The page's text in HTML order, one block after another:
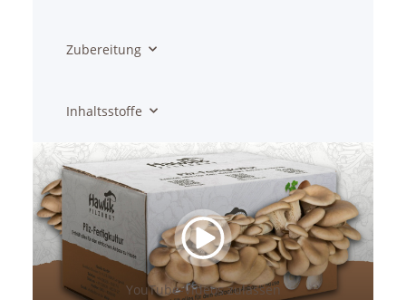
Zubereitung
Inhaltsstoffe
YouTube-Videos zulassen